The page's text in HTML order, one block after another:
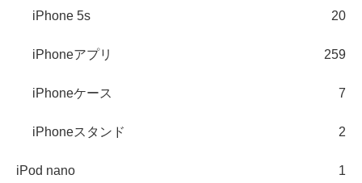
iPhone 5s 20
iPhoneアプリ 259
iPhoneケース 7
iPhoneスタンド 2
iPod nano 1